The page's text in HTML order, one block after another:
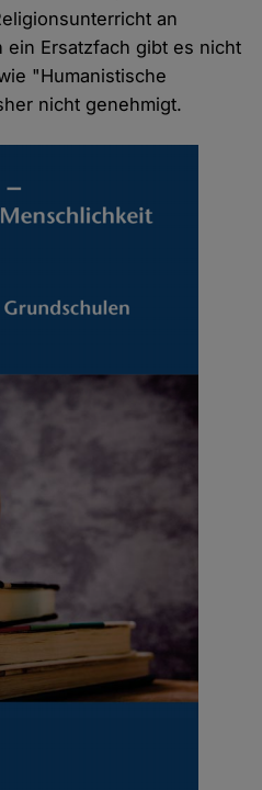
an
ein Ersatzfach gibt es nicht
"Humanistische
nicht genehmigt.